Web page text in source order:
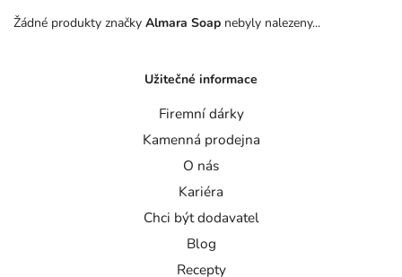
Žádné produkty značky Almara Soap nebyly nalezeny...
Užitečné informace
Firemní dárky
Kamenná prodejna
O nás
Kariéra
Chci být dodavatel
Blog
Recepty